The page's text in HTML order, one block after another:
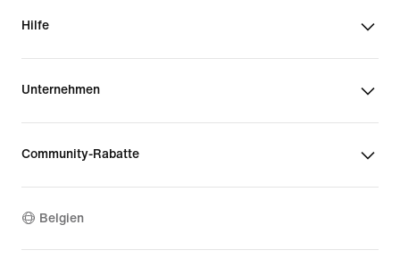
Hilfe
Unternehmen
Community-Rabatte
Belgien